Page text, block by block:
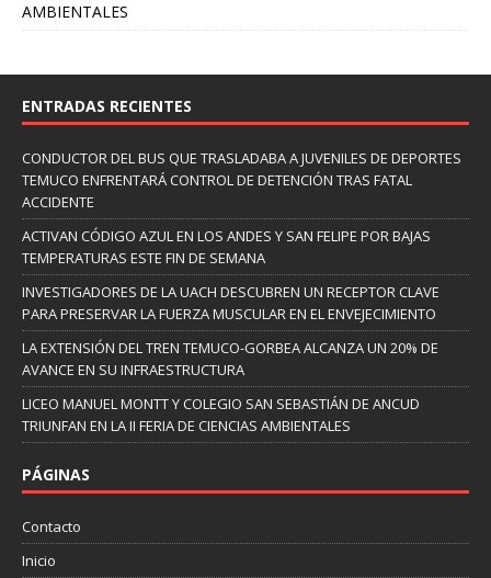
AMBIENTALES
ENTRADAS RECIENTES
CONDUCTOR DEL BUS QUE TRASLADABA A JUVENILES DE DEPORTES
TEMUCO ENFRENTARÁ CONTROL DE DETENCIÓN TRAS FATAL
ACCIDENTE
ACTIVAN CÓDIGO AZUL EN LOS ANDES Y SAN FELIPE POR BAJAS
TEMPERATURAS ESTE FIN DE SEMANA
INVESTIGADORES DE LA UACH DESCUBREN UN RECEPTOR CLAVE
PARA PRESERVAR LA FUERZA MUSCULAR EN EL ENVEJECIMIENTO
LA EXTENSIÓN DEL TREN TEMUCO-GORBEA ALCANZA UN 20% DE
AVANCE EN SU INFRAESTRUCTURA
LICEO MANUEL MONTT Y COLEGIO SAN SEBASTIÁN DE ANCUD
TRIUNFAN EN LA II FERIA DE CIENCIAS AMBIENTALES
PÁGINAS
Contacto
Inicio